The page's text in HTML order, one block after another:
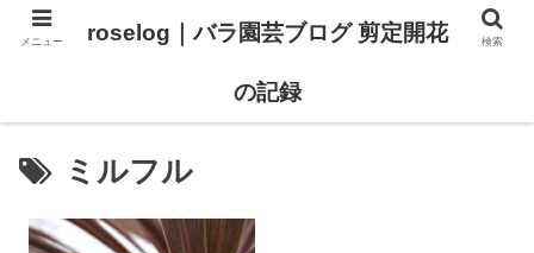
ミルフル
メニュー roselog｜バラ園芸ブログ 剪定開花
の記録
検索